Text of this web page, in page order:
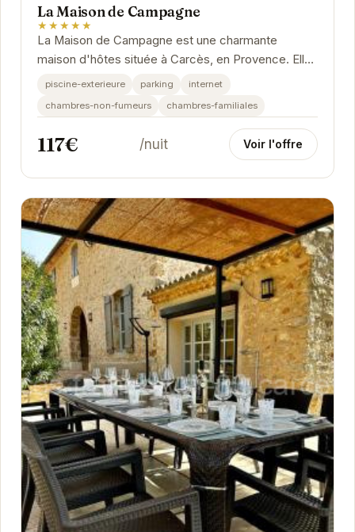
La Maison de Campagne
★★★★★
La Maison de Campagne est une charmante
maison d'hôtes située à Carcès, en Provence. Elle
offre un cadre paisible et relaxant, idéal pour se...
piscine-exterieure parking
internet
chambres-non-fumeurs
chambres-familiales
117€ /nuit Voir l'offre